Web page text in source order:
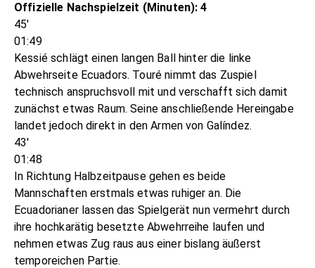
Offizielle Nachspielzeit (Minuten): 4
45'
01:49
Kessié schlägt einen langen Ball hinter die linke
Abwehrseite Ecuadors. Touré nimmt das Zuspiel
technisch anspruchsvoll mit und verschafft sich damit
zunächst etwas Raum. Seine anschließende Hereingabe
landet jedoch direkt in den Armen von Galíndez.
43'
01:48
In Richtung Halbzeitpause gehen es beide
Mannschaften erstmals etwas ruhiger an. Die
Ecuadorianer lassen das Spielgerät nun vermehrt durch
ihre hochkarätig besetzte Abwehrreihe laufen und
nehmen etwas Zug raus aus einer bislang äußerst
temporeichen Partie.